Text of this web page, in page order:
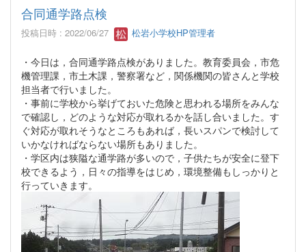
合同通学路点検
投稿日時 : 2022/06/27 松岩小学校HP管理者
・今日は，合同通学路点検がありました。教育委員会，市危
機管理課，市土木課，警察署など，関係機関の皆さんと学校
担当者で行いました。
・事前に学校から挙げておいた危険と思われる場所をみんな
で確認し，どのような対応が取れるかを話し合いました。す
ぐ対応が取れそうなところもあれば，長いスパンで検討して
いかなければならない場所もありました。
・学区内は狭隘な通学路が多いので，子供たちが安全に登下
校できるよう，日々の指導をはじめ，環境整備もしっかりと
行っていきます。